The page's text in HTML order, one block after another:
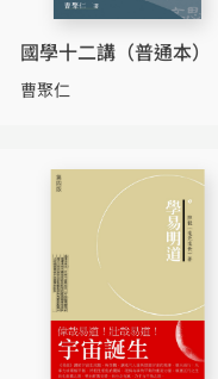
國學十二講（普通本）
曹聚仁